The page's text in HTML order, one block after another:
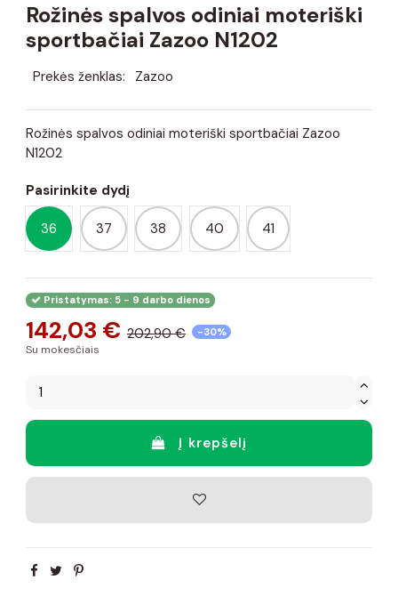
Rožinės spalvos odiniai moteriški
sportbačiai Zazoo N1202
Prekės ženklas: Zazoo
Rožinės spalvos odiniai moteriški sportbačiai Zazoo
N1202
Pasirinkite dydį
36 37 38 40 41
Pristatymas: 5 - 9 darbo dienos
142,03 € 202,90 € -30%
Su mokesčiais
Į krepšelį